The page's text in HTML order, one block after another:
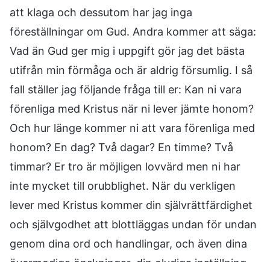
att klaga och dessutom har jag inga
föreställningar om Gud. Andra kommer att säga:
Vad än Gud ger mig i uppgift gör jag det bästa
utifrån min förmåga och är aldrig försumlig. I så
fall ställer jag följande fråga till er: Kan ni vara
förenliga med Kristus när ni lever jämte honom?
Och hur länge kommer ni att vara förenliga med
honom? En dag? Två dagar? En timme? Två
timmar? Er tro är möjligen lovvärd men ni har
inte mycket till orubblighet. När du verkligen
lever med Kristus kommer din självrättfärdighet
och självgodhet att blottläggas undan för undan
genom dina ord och handlingar, och även dina